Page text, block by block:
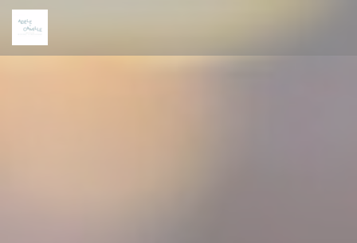
Personnalisation de vos choix en matière de cookies